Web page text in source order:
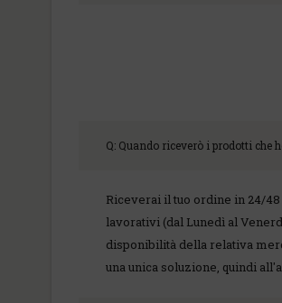
Q: Quando riceverò i prodotti che
Riceverai il tuo ordine in 24/
lavorativi (dal Lunedì al
disponibilità della relativa
una unica soluzione, quindi